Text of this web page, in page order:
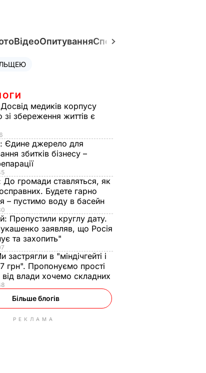
ВідеоОпитуванняСпецпроєкти
Досвід медиків корпусу
зі збереження життів є
Єдине джерело для
збитків бізнесу –
До громади ставляться, як
Будете гарно
– пустимо воду в басейн
Пропустили круглу дату.
заявляв, що Росія
та захопить"
застрягли в "міндічгейті і
грн". Пропонуємо прості
від влади хочемо складних
Більше блогів
РЕКЛАМА